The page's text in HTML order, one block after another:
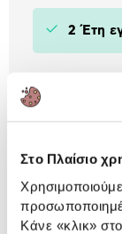
Στο Πλαίσιο
Κάνε «κλικ»
2 Έτη
Τύπος:
Ισχύς (Watt):
Επίπεδο